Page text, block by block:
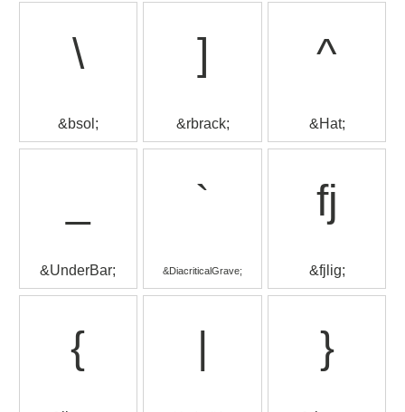
\
&bsol;
]
&rbrack;
^
&Hat;
&UnderBar;
`
&DiacriticalGrave;
fj
&fjlig;
{ }